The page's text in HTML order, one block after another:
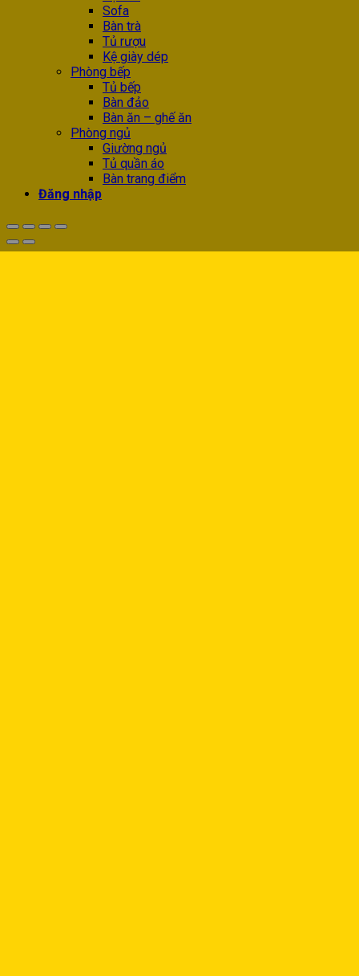
Sofa
Bàn trà
Tủ rượu
Kệ giày dép
Phòng bếp
Tủ bếp
Bàn đảo
Bàn ăn – ghế ăn
Phòng ngủ
Giường ngủ
Tủ quần áo
Bàn trang điểm
Đăng nhập